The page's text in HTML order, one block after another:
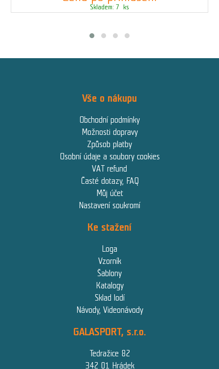
Skladem: 7 ks
Vše o nákupu
Obchodní podmínky
Možnosti dopravy
Způsob platby
Osobní údaje a soubory cookies
VAT refund
Časté dotazy, FAQ
Můj účet
Nastavení soukromí
Ke stažení
Loga
Vzorník
Šablony
Katalogy
Sklad lodí
Návody, Videonávody
GALASPORT, s.r.o.
Tedražice 82
342 01 Hrádek